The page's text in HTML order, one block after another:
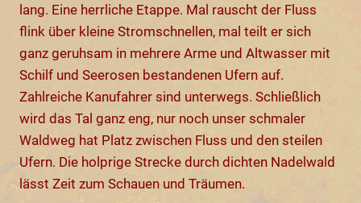
lang. Eine herrliche Etappe. Mal rauscht der Fluss
flink über kleine Stromschnellen, mal teilt er sich
ganz geruhsam in mehrere Arme und Altwasser mit
Schilf und Seerosen bestandenen Ufern auf.
Zahlreiche Kanufahrer sind unterwegs. Schließlich
wird das Tal ganz eng, nur noch unser schmaler
Waldweg hat Platz zwischen Fluss und den steilen
Ufern. Die holprige Strecke durch dichten Nadelwald
lässt Zeit zum Schauen und Träumen.